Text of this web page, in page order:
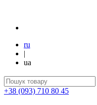
ru
|
ua
+38 (093) 710 80 45